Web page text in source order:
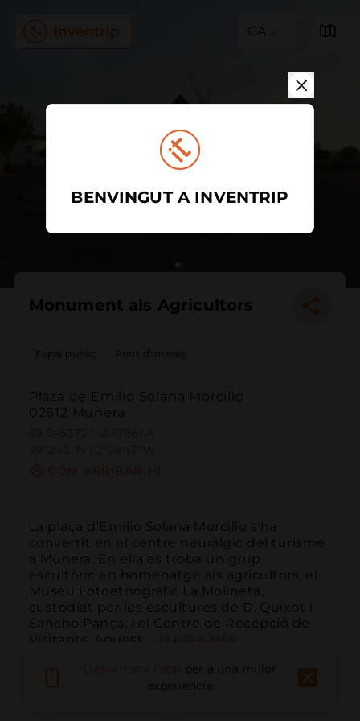
CA
Monument als Agricultors
Espai públic Punt d'interès
Plaza de Emilio Solana Morcillo
02612 Munera
La plaça d'Emilio Solana Morcillo s'ha
convertit en el centre neuràlgic del turisme
a Munera. En ella es troba un grup
escultòric en homenatge als agricultors, el
Museu Fotoetnogràfic La Molineta,
custodiat per les escultures de D. Quixot i
Sancho Pança, i el Centre de Recepció de
Visitants. Aquest ...
per a una millor
experiència
BENVINGUT A INVENTRIP